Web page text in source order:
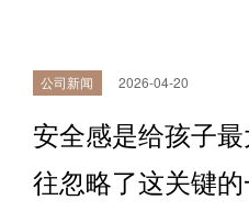
公司新闻 2026-04-20
安全感是给孩子
往忽略了这关键